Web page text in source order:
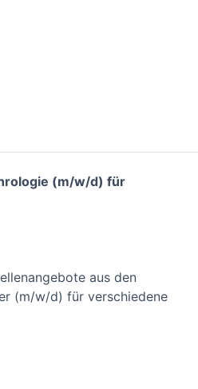
(m/w/d) für
aus den
(m/w/d) für verschiedene